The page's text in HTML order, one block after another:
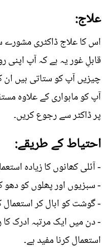
علاج:
اس کا علاج ڈاکٹری
قابلِ غور یہ ہے کہ آپ اپنی
چیزیں آپ کو ستاتی ہیں ان
آپ کو ماہواری کے علاوہ
پر ڈاکٹر سے رجوع کریں۔
احتیاط کے طریقے:
- آئلی کھانوں کا زیادہ
- سبزیوں اور پھلوں کو دھو
- گوشت کو ابال کر استعمال
- دن میں ایک مرتبہ ادرک
استعمال کرنا مفید ہے۔